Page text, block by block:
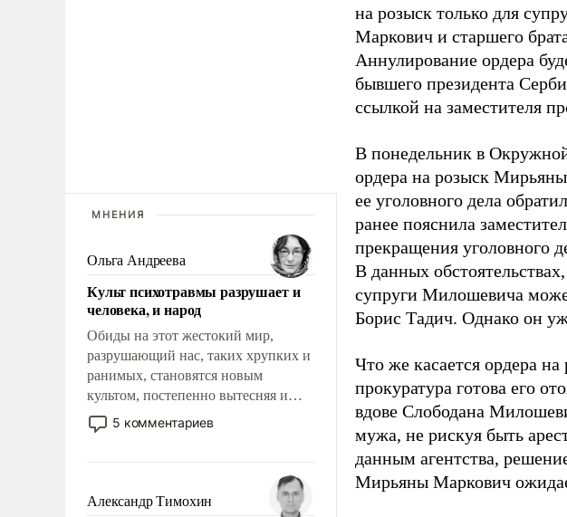
МНЕНИЯ
Ольга Андреева
Культ психотравмы разрушает и
человека, и народ
Обиды на этот жестокий мир,
разрушающий нас, таких хрупких и
ранимых, становятся новым
культом, постепенно вытесняя и
отменяя традиционное требование к
человеку – быть мужественным и
на себя ответственность, помогать
слабым, идти вперед и
5 комментариев
Александр Тимохин
на розыск только для
Маркович и старшего
Аннулирование ордера
бывшего президента
ссылкой на заместителя
В понедельник в Окружной
ордера на розыск
ее уголовного дела
ранее пояснила
прекращения уголовного
В данных
супруги Милошевича
Борис Тадич. Однако он
Что же касается ордера
прокуратура готова его
вдове Слободана
мужа, не рискуя быть
данным агентства,
Мирьяны Маркович